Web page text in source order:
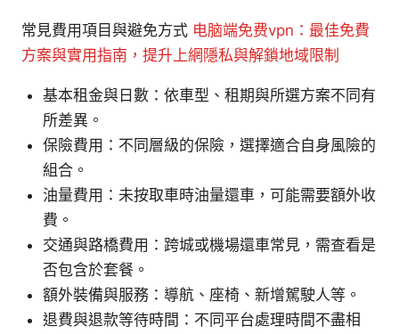
常見費用項目與避免方式 电脑端免费vpn：最佳免費
方案與實用指南，提升上網隱私與解鎖地域限制
基本租金與日數：依車型、租期與所選方案不同有
所差異。
保險費用：不同層級的保險，選擇適合自身風險的
組合。
油量費用：未按取車時油量還車，可能需要額外收
費。
交通與路橋費用：跨城或機場還車常見，需查看是
否包含於套餐。
額外裝備與服務：導航、座椅、新增駕駛人等。
退費與退款等待時間：不同平台處理時間不盡相